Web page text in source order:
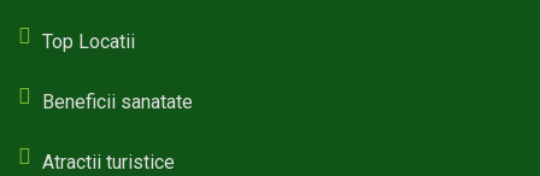
Top Locatii
Beneficii sanatate
Atractii turistice